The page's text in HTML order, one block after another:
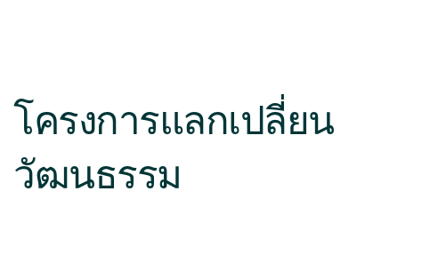
โครงการแลกเปลี่ยน
วัฒนธรรม